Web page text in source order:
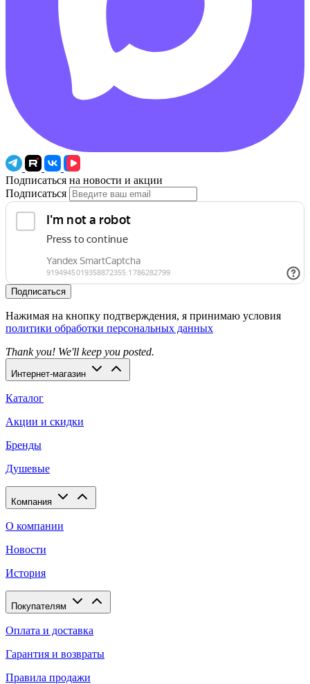
Подписаться на новости и акции
Подписаться
Подписаться
Нажимая на кнопку подтверждения, я принимаю условия
политики обработки персональных данных
Thank you! We'll keep you posted.
Интернет-магазин
Каталог
Акции и скидки
Бренды
Душевые
Компания
О компании
Новости
История
Покупателям
Оплата и доставка
Гарантия и возвраты
Правила продажи